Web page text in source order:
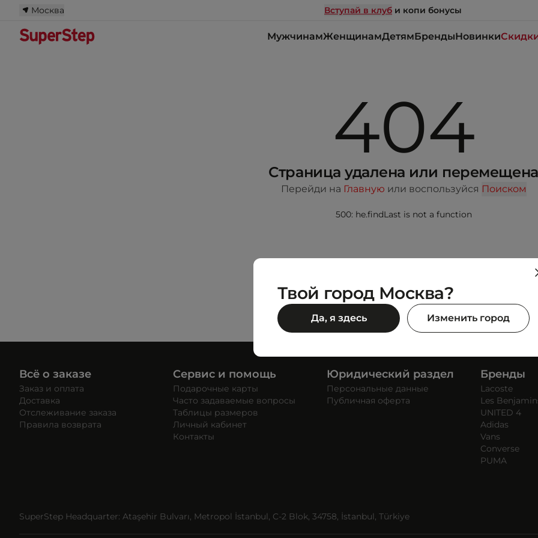
Москва Вступай в клуб и копи бонусы
МужчинамЖенщинамДетямБрендыНовинки
404
Страница удалена или перемещена
Перейди на Главную или воспользуйся Поиском
500: he.findLast is not a function
Всё о заказе
Заказ и оплата
Доставка
Отслеживание заказа
Правила возврата
Сервис и помощь
Подарочные карты
Часто задаваемые вопросы
Таблицы размеров
Личный кабинет
Контакты
Юридический раздел
Персональные данные
Публичная оферта
Бренды
Lacoste
Les
UNITED 4
Adidas
Vans
Converse
PUMA
SuperStep Headquarter: Ataşehir Bulvarı, Metropol İstanbul, C-2 Blok, 34758, İstanbul, Türkiye
Твой город Москва?
Да, я здесь Изменить город